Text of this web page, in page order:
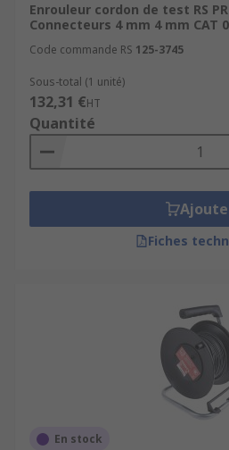
Enrouleur cordon de test RS
Connecteurs 4 mm 4 mm CAT
Code commande RS 125-3745
Sous-total (1 unité)
132,31 €HT
Quantité
Fiches
En stock